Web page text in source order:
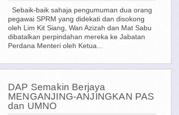
Sebaik-baik sahaja pengumuman dua orang
pegawai SPRM yang didekati dan disokong
oleh Lim Kit Siang, Wan Azizah dan Mat Sabu
dibatalkan perpindahan mereka ke Jabatan
Perdana Menteri oleh Ketua...
DAP Semakin Berjaya
MENGANJING-ANJINGKAN PAS
dan UMNO